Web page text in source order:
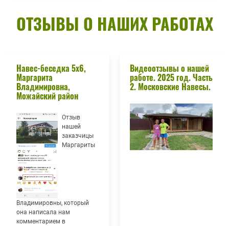
ОТЗЫВЫ О НАШИХ РАБОТАХ
Навес-беседка 5х6,
Маргарита
Владимировна,
Можайский район
Отзыв
нашей
заказчицы
Маргариты
Владимировны, который
она написала нам
комментарием в
Видеоотзывы о нашей
работе. 2025 год. Часть
2. Московские Навесы.